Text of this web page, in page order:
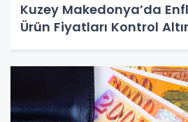
Kuzey Makedonya’da
Ürün Fiyatları Kontrol